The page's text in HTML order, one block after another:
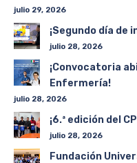
julio 29, 2026
¡Segundo día
julio 28, 2026
¡Convocatoria
Enfermería!
julio 28, 2026
¡6.ª edición del
julio 28, 2026
Fundación